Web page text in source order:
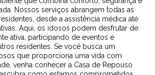
Nossos serviços abrangem todas as
desde a assistência médica até
Aqui, os idosos podem desfrutar de
ativa, participando de eventos e
residentes. Se você busca um
que proporciona uma vida com
venha conhecer a Casa de Repouso